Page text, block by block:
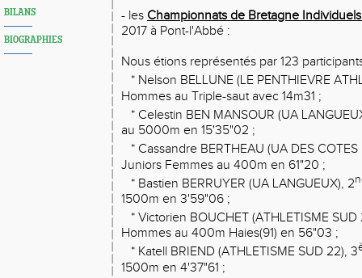
BILANS
BIOGRAPHIES
- les Championnats de Bretagne Individuels
2017 à Pont-l'Abbé :
Nous étions représentés par 123
* Nelson BELLUNE (LE PENTHIEVRE
Hommes au Triple-saut avec 14m31 ;
* Celestin BEN MANSOUR (UA
au 5000m en 15'35"02 ;
* Cassandre BERTHEAU (UA DES COTES
Juniors Femmes au 400m en 61"20 ;
* Bastien BERRUYER (UA LANGUEUX), 2
1500m en 3'59"06 ;
* Victorien BOUCHET (ATHLETISME SUD
Hommes au 400m Haies(91) en 56"03 ;
* Katell BRIEND (ATHLETISME SUD 22), 3
1500m en 4'37"61 ;